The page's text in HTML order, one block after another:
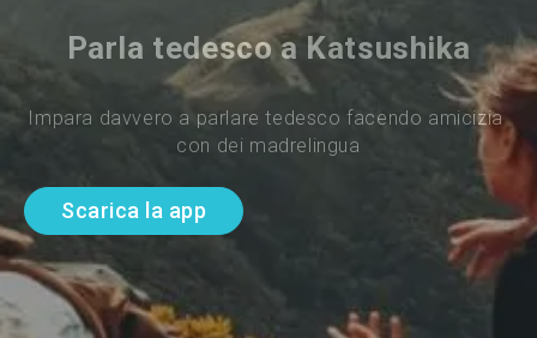
Parla tedesco a Katsushika
Impara davvero a parlare tedesco facendo amicizia
con dei madrelingua
Scarica la app